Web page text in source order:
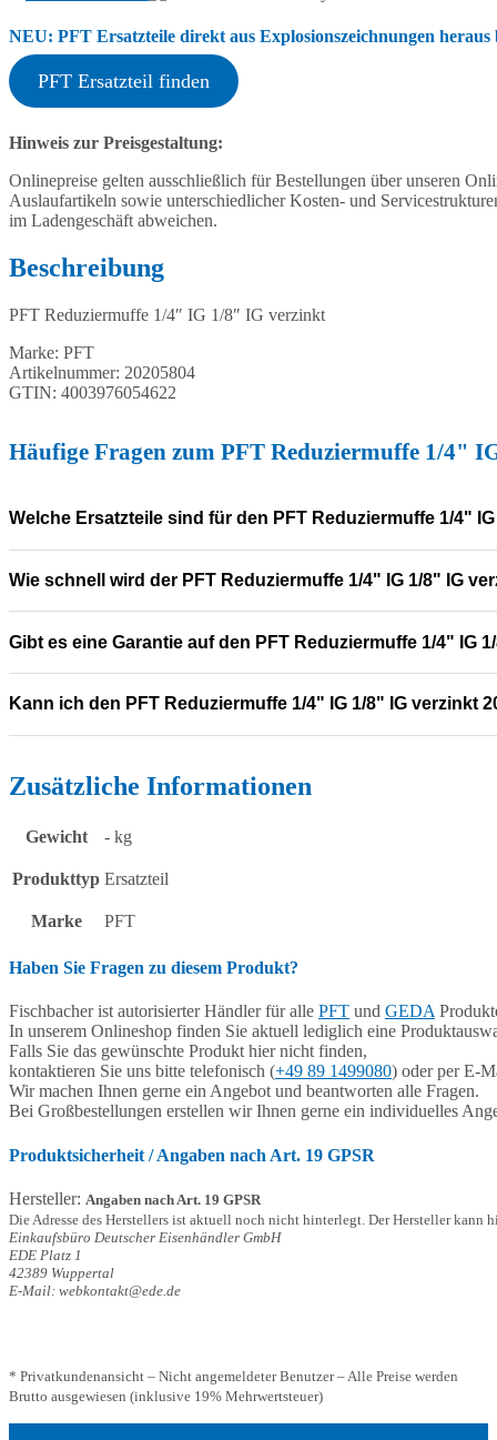
NEU: PFT Ersatzteile direkt aus Explosionszeichnungen heraus
PFT Ersatzteil finden
Hinweis zur Preisgestaltung:
Onlinepreise gelten ausschließlich für Bestellungen über unseren
Auslaufartikeln sowie unterschiedlicher Kosten- und
im Ladengeschäft abweichen.
Beschreibung
PFT Reduziermuffe 1/4″ IG 1/8″ IG verzinkt
Marke: PFT
Artikelnummer: 20205804
GTIN: 4003976054622
Häufige Fragen zum PFT Reduziermuffe 1/4"
Welche Ersatzteile sind für den PFT Reduziermuffe 1/4"
Wie schnell wird der PFT Reduziermuffe 1/4" IG 1/8" IG
Gibt es eine Garantie auf den PFT Reduziermuffe 1/4" IG
Kann ich den PFT Reduziermuffe 1/4" IG 1/8" IG verzinkt
Zusätzliche Informationen
Gewicht - kg
Produkttyp Ersatzteil
Marke PFT
Haben Sie Fragen zu diesem Produkt?
Fischbacher ist autorisierter Händler für alle PFT und GEDA
In unserem Onlineshop finden Sie aktuell lediglich eine
Falls Sie das gewünschte Produkt hier nicht finden,
kontaktieren Sie uns bitte telefonisch (+49 89 1499080) oder per E-
Wir machen Ihnen gerne ein Angebot und beantworten alle Fragen.
Bei Großbestellungen erstellen wir Ihnen gerne ein individuelles
Produktsicherheit / Angaben nach Art. 19 GPSR
Hersteller: Angaben nach Art. 19 GPSR
Die Adresse des Herstellers ist aktuell noch nicht hinterlegt. Der Hersteller kann
Einkaufsbüro Deutscher Eisenhändler GmbH
EDE Platz 1
42389 Wuppertal
E-Mail: webkontakt@ede.de
* Privatkundenansicht – Nicht angemeldeter Benutzer – Alle Preise werden
Brutto ausgewiesen (inklusive 19% Mehrwertsteuer)